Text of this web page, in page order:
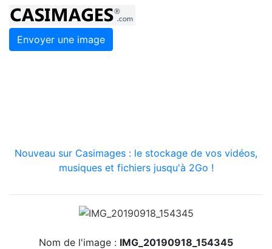
Envoyer une image
Nouveau sur Casimages : le stockage de vos vidéos,
musiques et fichiers jusqu'à 2Go !
Nom de l'image : IMG_20190918_154345